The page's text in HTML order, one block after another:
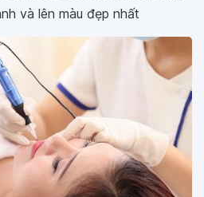
và lên màu đẹp nhất